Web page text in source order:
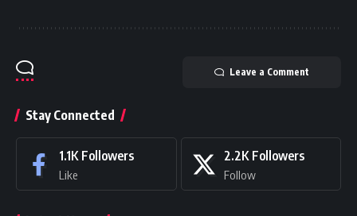
Leave a Comment
Stay Connected
1.1K Followers
Like
2.2K Followers
Follow